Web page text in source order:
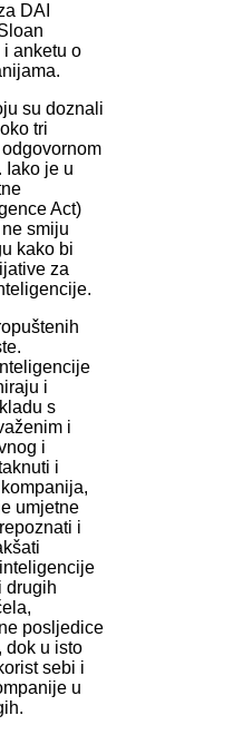
DAI
i anketu o
su doznali
tri
Iako je u
Act)
smiju
kako bi
za
i
s
i
i
i
umjetne
i
drugih
posljedice
dok u isto
sebi i
u